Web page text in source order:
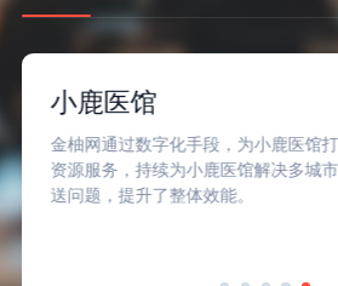
Soul
金柚网通过大量的人才库和先进的数
准匹配人才，高效交付，确保了Soul
时对员工关怀与服务，也获得了员工的